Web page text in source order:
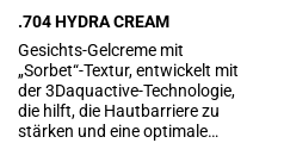
.704 HYDRA CREAM
Gesichts-Gelcreme mit
„Sorbet“-Textur, entwickelt mit
der 3Daquactive-Technologie,
die hilft, die Hautbarriere zu
stärken und eine optimale